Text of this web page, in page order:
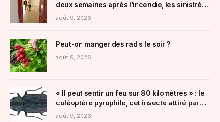
deux semaines après l’incendie, les sinistrés
du Porge peinent à se reloger
août 9, 2026
Peut-on manger des radis le soir ?
août 9, 2026
« Il peut sentir un feu sur 80 kilomètres » : le
coléoptère pyrophile, cet insecte attiré par
les incendies qui pourrait aider les forêts
août 9, 2026